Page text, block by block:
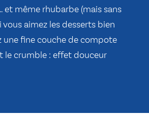
et même rhubarbe (mais sans
vous aimez les desserts bien
une fine couche de compote
le crumble : effet douceur